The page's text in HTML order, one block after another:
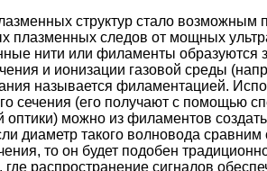
структур стало возможным
плазменных следов от мощных
нити или филаменты образуются
и ионизации газовой среды
называется филаментацией.
сечения (его получают с помощью
оптики) можно из филаментов
диаметр такого волновода
то он будет подобен
распространение сигналов